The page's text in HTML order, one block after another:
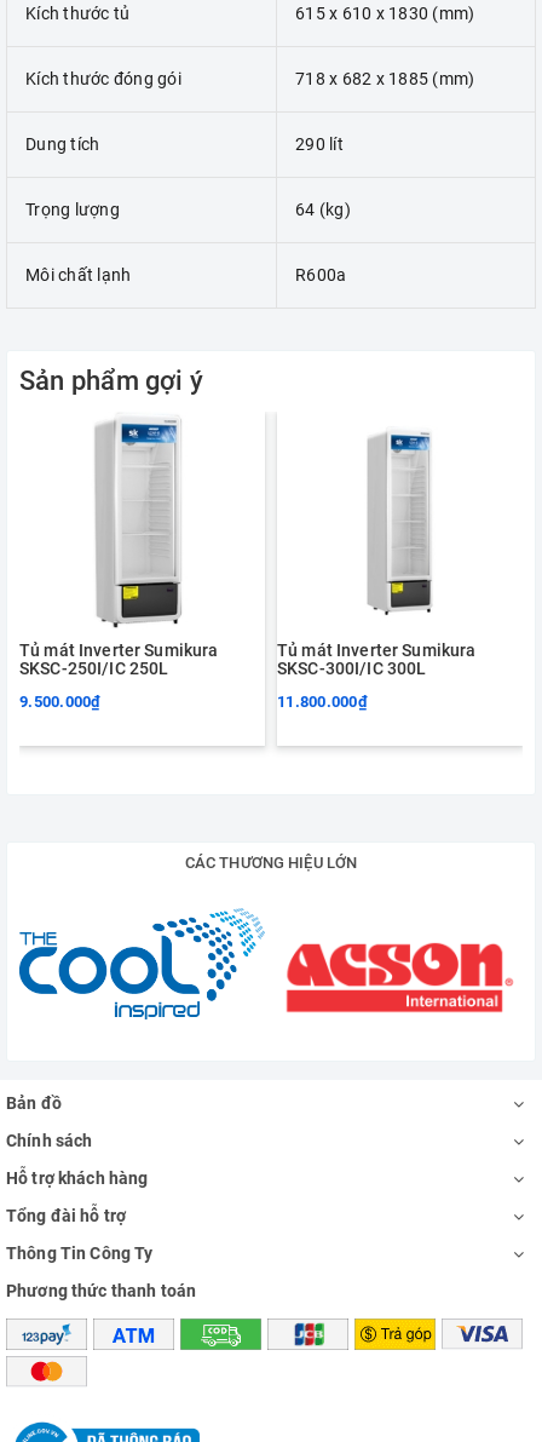
Kích thước tủ 615 x 610 x 1830 (mm)
Kích thước đóng gói 718 x 682 x 1885 (mm)
Dung tích 290 lít
Trọng lượng 64 (kg)
Môi chất lạnh R600a
Sản phẩm gợi ý
Tủ mát Inverter Sumikura
SKSC-250I/IC 250L
9.500.000₫
Tủ mát Inverter Sumikura
SKSC-300I/IC 300L
11.800.000₫
CÁC THƯƠNG HIỆU LỚN
Bản đồ
Chính sách
Hỗ trợ khách hàng
Tổng đài hỗ trợ
Thông Tin Công Ty
Phương thức thanh toán